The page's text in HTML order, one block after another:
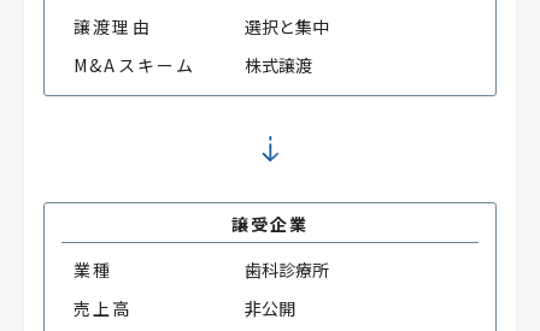
譲渡理由
選択と集中
M&Aスキーム
株式譲渡
譲受企業
業種
歯科診療所
売上高
非公開